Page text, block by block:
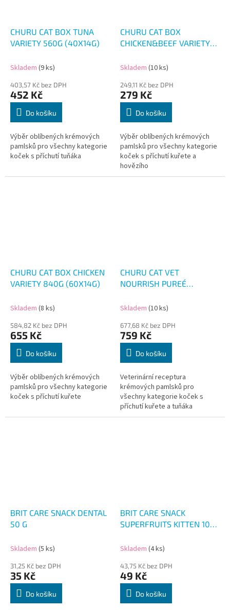
CHURU CAT BOX TUNA
VARIETY 560G (40X14G)
Skladem (9 ks)
403,57 Kč bez DPH
452 Kč
Do košíku
Výběr oblíbených krémových
pamlsků pro všechny kategorie
koček s příchutí tuňáka
CHURU CAT BOX
CHICKEN&BEEF VARIETY
Skladem (10 ks)
249,11 Kč bez DPH
279 Kč
Do košíku
Výběr oblíbených krémových
pamlsků pro všechny kategorie
koček s příchutí kuřete a
hovězího
CHURU CAT BOX CHICKEN
VARIETY 840G (60X14G)
Skladem (8 ks)
584,82 Kč bez DPH
655 Kč
Do košíku
Výběr oblíbených krémových
pamlsků pro všechny kategorie
koček s příchutí kuřete
CHURU CAT VET
NOURRISH PUREÉ
(50X14G)
Skladem (10 ks)
677,68 Kč bez DPH
759 Kč
Do košíku
Veterinární receptura
krémových pamlsků pro
všechny kategorie koček s
příchutí kuřete a tuňáka
BRIT CARE SNACK DENTAL
50 G
Skladem (5 ks)
31,25 Kč bez DPH
35 Kč
Do košíku
BRIT CARE SNACK
SUPERFRUITS KITTEN 100
Skladem (4 ks)
43,75 Kč bez DPH
49 Kč
Do košíku